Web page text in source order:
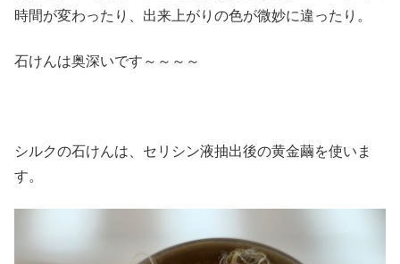
時間が変わったり、出来上がりの色が微妙に違ったり。
石けんは奥深いです～～～～
シルクの石けんは、セリシン液抽出後の黄金繭を使いま
す。